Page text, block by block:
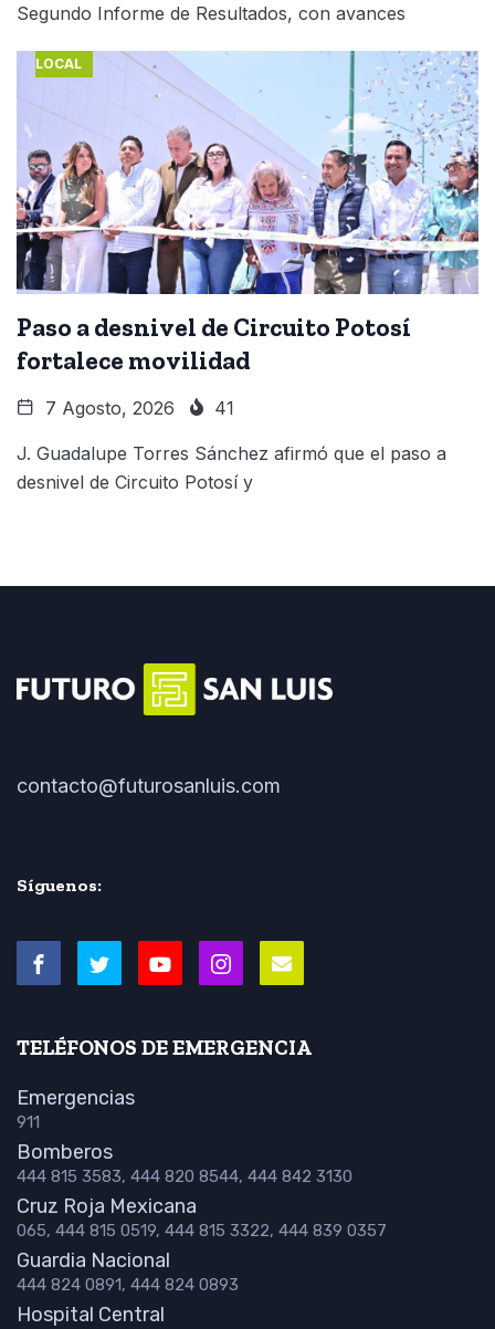
Segundo Informe de Resultados, con avances
LOCAL
Paso a desnivel de Circuito Potosí
fortalece movilidad
7 Agosto, 2026 41
J. Guadalupe Torres Sánchez afirmó que el paso a
desnivel de Circuito Potosí y
contacto@futurosanluis.com
Síguenos:
TELÉFONOS DE EMERGENCIA
Emergencias
911
Bomberos
444 815 3583, 444 820 8544, 444 842 3130
Cruz Roja Mexicana
065, 444 815 0519, 444 815 3322, 444 839 0357
Guardia Nacional
444 824 0891, 444 824 0893
Hospital Central